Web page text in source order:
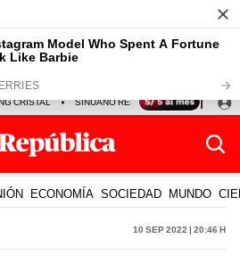
CRISTAL SINUANO RESULTADOS HOY
ECONOMÍA SOCIEDAD MUNDO
10 Sep 2022 | 20:46 h